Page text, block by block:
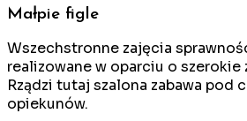
Małpie figle
Wszechstronne zajęcia
realizowane w oparciu o szerokie
Rządzi tutaj szalona zabawa pod
opiekunów.